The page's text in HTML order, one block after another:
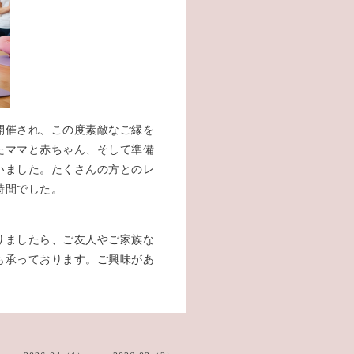
され、この度素敵なご縁を
マと赤ちゃん、そして準備
した。たくさんの方とのレ
でした。
したら、ご友人やご家族な
っております。ご興味があ